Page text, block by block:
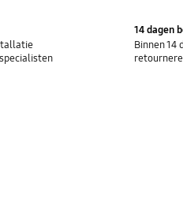
14 dagen
Binnen 14